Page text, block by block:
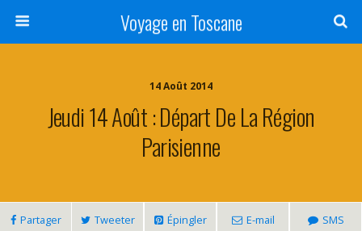
Voyage en Toscane
14 Août 2014
Jeudi 14 Août : Départ De La Région
Parisienne
Partager Tweeter Épingler E-mail SMS